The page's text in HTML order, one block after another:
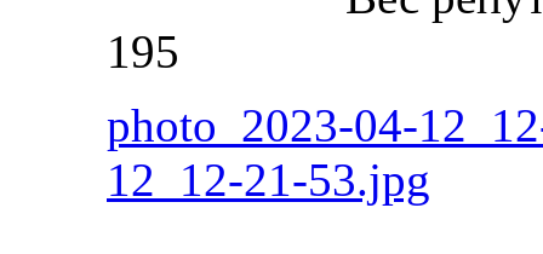
195
photo_2023-04-
12_12-21-53.jpg